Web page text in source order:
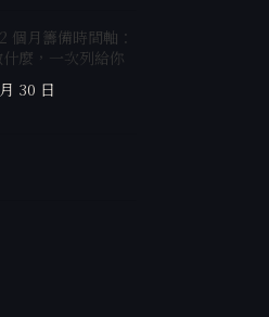
個月籌備時間軸：
麼，一次列給你
30 日